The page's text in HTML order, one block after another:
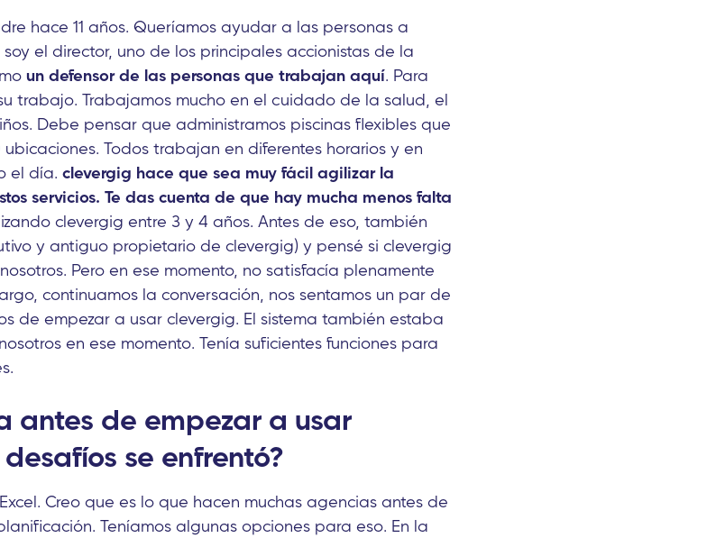
hace 11 años. Queríamos ayudar a las personas a
el director, uno de los principales accionistas de la
un defensor de las personas que trabajan aquí. Para
trabajo. Trabajamos mucho en el cuidado de la salud, el
Debe pensar que administramos piscinas flexibles que
Todos trabajan en diferentes horarios y en
el día. clevergig hace que sea muy fácil agilizar la
servicios. Te das cuenta de que hay mucha menos falta
clevergig entre 3 y 4 años. Antes de eso, también
y antiguo propietario de clevergig) y pensé si clevergig
Pero en ese momento, no satisfacía plenamente
continuamos la conversación, nos sentamos un par de
de empezar a usar clevergig. El sistema también estaba
en ese momento. Tenía suficientes funciones para
antes de empezar a usar
se enfrentó?
Creo que es lo que hacen muchas agencias antes de
Teníamos algunas opciones para eso. En la